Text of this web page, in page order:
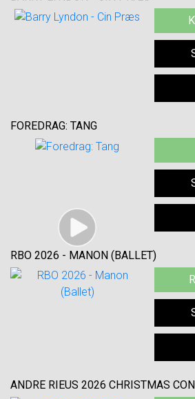
FOREDRAG: TANG
RBO 2026 - MANON (BALLET)
ANDRE RIEUS 2026 CHRISTMAS